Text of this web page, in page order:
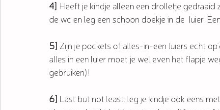
4] Heeft je kindje alleen een drolletje
de wc en leg een schoon doekje in de  luier.
5] Zijn je pockets of alles-in-een luiers echt
alles in een luier moet je wel even het flapje
gebruiken)!
6] Last but not least: leg je kindje ook eens